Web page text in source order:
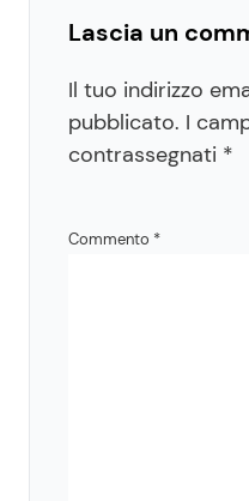
Lascia un
Il tuo indirizzo
pubblicato. I
contrassegnati *
Commento *